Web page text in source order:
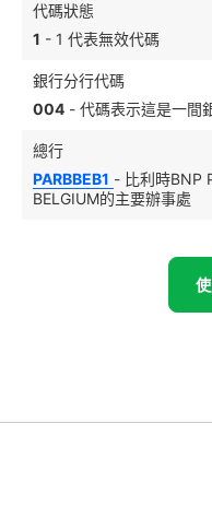
代碼狀態
1 - 1 代表無效代碼
銀行分行代碼
004 - 代碼表示這是一間
總行
PARBBEB1 - 比利時BNP
BELGIUM的主要辦事處